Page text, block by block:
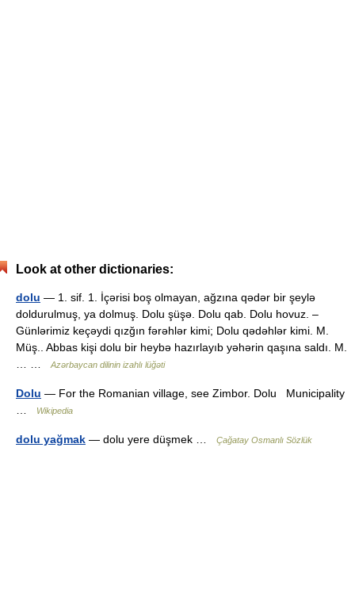
Look at other dictionaries:
dolu — 1. sif. 1. İçərisi boş olmayan, ağzına qədər bir şeylə
doldurulmuş, ya dolmuş. Dolu şüşə. Dolu qab. Dolu hovuz. –
Günlərimiz keçəydi qızğın fərəhlər kimi; Dolu qədəhlər kimi. M.
Müş.. Abbas kişi dolu bir heybə hazırlayıb yəhərin qaşına saldı. M.
Azərbaycan dilinin izahlı lüğəti
Dolu — For the Romanian village, see Zimbor. Dolu Municipality
Wikipedia
dolu yağmak — dolu yere düşmek … Çağatay Osmanlı Sözlük